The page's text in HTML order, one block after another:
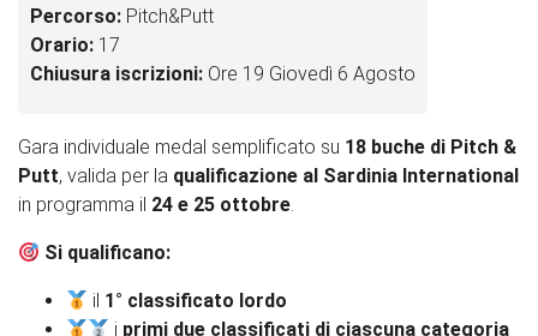
Percorso: Pitch&Putt
Orario: 17
Chiusura iscrizioni: Ore 19 Giovedì 6 Agosto
Gara individuale medal semplificato su 18 buche di Pitch &
Putt, valida per la qualificazione al Sardinia International
in programma il 24 e 25 ottobre.
Si qualificano:
il 1° classificato lordo
i primi due classificati di ciascuna categoria